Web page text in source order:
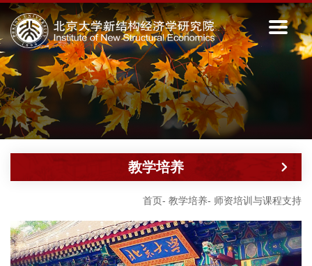
首页- 教学培养- 师资培训与课程支持
教学培养